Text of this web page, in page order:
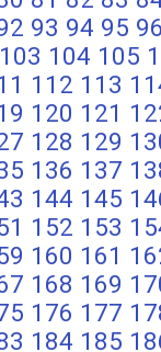
93 94 95
103 104 105
112 113
120 121
128 129
136 137
144 145
152 153
160 161
168 169
176 177
184 185